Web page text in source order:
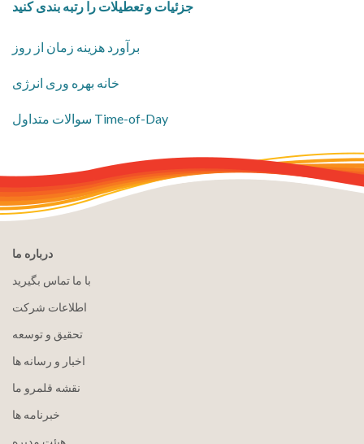
جزئیات و تعطیلات را رتبه بندی کنید
برآورد هزینه زمان از روز
خانه بهره وری انرژی
سوالات متداول Time-of-Day
درباره ما
با ما تماس بگیرید
اطلاعات شرکت
تحقیق و توسعه
اخبار و رسانه ها
نقشه قلمرو ما
خبرنامه ها
هيئت مدیره